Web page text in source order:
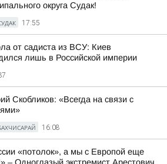
округа Судак!
17:55
от садиста из ВСУ: Киев
лишь в Российской империи
Скобликов: «Всегда на связи с
16:08
«потолок», а мы с Европой еще